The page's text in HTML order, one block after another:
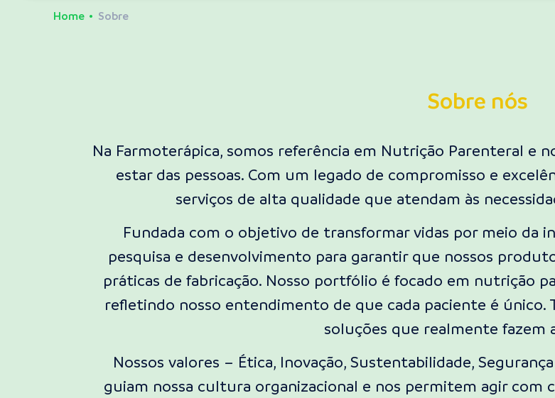
Home Sobre
Sobre nós
Na Farmoterápica, somos referência em Nutrição Parenteral e
estar das pessoas. Com um legado de compromisso e
serviços de alta qualidade que atendam às
Fundada com o objetivo de transformar vidas por meio da
pesquisa e desenvolvimento para garantir que nossos
práticas de fabricação. Nosso portfólio é focado em nutrição
refletindo nosso entendimento de que cada paciente é único.
soluções que realmente fazem
Nossos valores – Ética, Inovação, Sustentabilidade,
guiam nossa cultura organizacional e nos permitem agir com